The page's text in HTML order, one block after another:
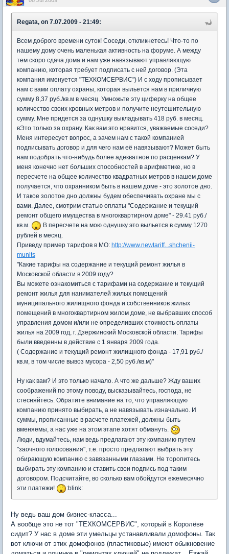
Regata, on 7.07.2009 - 21:49:
Всем доброго времени суток! Соседи, откликнетесь! Что-то по
нашему дому очень маленькая активность на форуме. А между
тем скоро сдача дома и нам уже навязывают управляющую
компанию, которая требует подписать с ней договор. (Эта
компания именуется "ТЕХКОМСЕРВИС") И с ходу прописывает
нам с вами оплату охраны, которая выльется нам в приличную
сумму 8,37 руб./кв.м в месяц. Умножьте эту циферку на общее
количество своих кровных метров и получите неутешительную
сумму. Мне придется за однушку выкладывать 418 руб. в месяц.
вЭто только за охрану. Как вам это нравится, уважаемые соседи?
Меня интересует вопрос, а зачем нам с такой компанией
подписывать договор и для чего нам её навязывают? Может быть
нам подобрать что-нибудь более адекватное по расценкам? У
меня конечно нет больших способностей в арифметике, но в
пересчете на общее количество квадратных метров в нашем доме
получается, что охранником быть в нашем доме - это золотое дно.
И такое золотое дно должны будем обеспечивать охране мы с
вами. Далее, смотрим статью оплаты "Содержание и текущий
ремонт общего имущества в многоквартирном доме" - 29.41 руб./
кв.м.
В пересчете на мою однушку это выльется в сумму 1270
рублей в месяц.
Приведу пример тарифов в МО: http://www.newtariff...shchenii-
munits
"Какие тарифы на содержание и текущий ремонт жилья в
Московской области в 2009 году?
Вы можете ознакомиться с тарифами на содержание и текущий
ремонт жилья для нанимателей жилых помещений
муниципального жилищного фонда и собственников жилых
помещений в многоквартирном жилом доме, не выбравших способ
управления домом и/или не определивших стоимость оплаты
жилья на 2009 год, г. Дзержинский Московской области. Тарифы
были введенны в действие с 1 января 2009 года.
( Содержание и текущий ремонт жилищного фонда - 17,91 руб./
кв.м, в том числе вывоз мусора - 2,50 руб./кв.м)"
Ну как вам? И это только начало. А что же дальше? Жду ваших
соображений по этому поводу, высказывайтесь, господа, не
стесняйтесь. Обратите внимание на то, что управляющую
компанию принято выбирать, а не навязывать изначально. И
суммы, прописанные в расчете платежей, должны быть
вменяемы, а нас уже на этом этапе хотят обмануть.
Люди, вдумайтесь, нам ведь предлагают эту компанию путем
"заочного голосования", т.е. просто предлагают выбрать эту
обирающую компанию с завязанными глазами. Не торопитесь
выбирать эту компанию и ставить свои подпись под таким
договором. Подсчитайте, во сколько вам обойдутся ежемесячно
эти платежи!
:blink:
Ну ведь ваш дом бизнес-класса...
А вообще это не тот "ТЕХКОМСЕРВИС", который в Королёве
сидит? У нас в доме эти умельцы устанавливали домофоны. Так
вот ключи от этих домофонов (пластиковые) имеют обыкновение